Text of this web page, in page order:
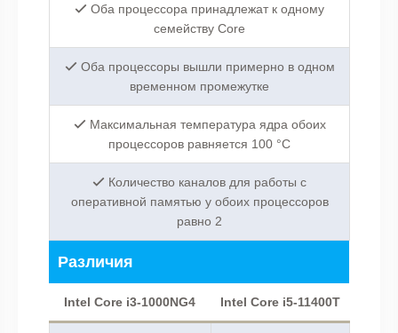
Оба процессора принадлежат к одному
семейству Core
Оба процессоры вышли примерно в одном
временном промежутке
Максимальная температура ядра обоих
процессоров равняется 100 °C
Количество каналов для работы с
оперативной памятью у обоих процессоров
равно 2
Различия
Intel Core i3-1000NG4 Intel Core i5-11400T